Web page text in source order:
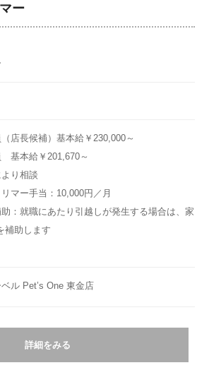
ー
店長候補）基本給￥230,000～
基本給￥201,670～
り相談
マー手当：10,000円／月
：就職にあたり引越しが発生する場合は、家
補助します
ル Pet’s One 東金店
詳細をみる